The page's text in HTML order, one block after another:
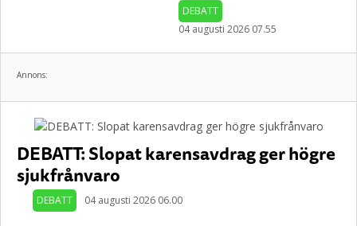
DEBATT
04 augusti 2026 07.55
Annons:
DEBATT: Slopat karensavdrag ger högre
sjukfrånvaro
DEBATT 04 augusti 2026 06.00